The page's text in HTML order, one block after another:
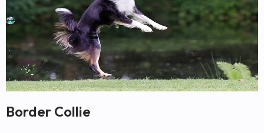
Border Collie